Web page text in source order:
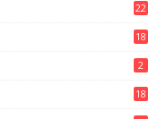
22
18
2
18